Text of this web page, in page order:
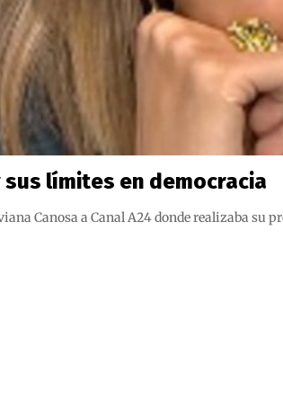
límites en democracia
Canosa a Canal A24 donde realizaba